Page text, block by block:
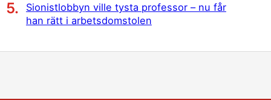
Sionistlobbyn ville tysta professor – nu får
han rätt i arbetsdomstolen